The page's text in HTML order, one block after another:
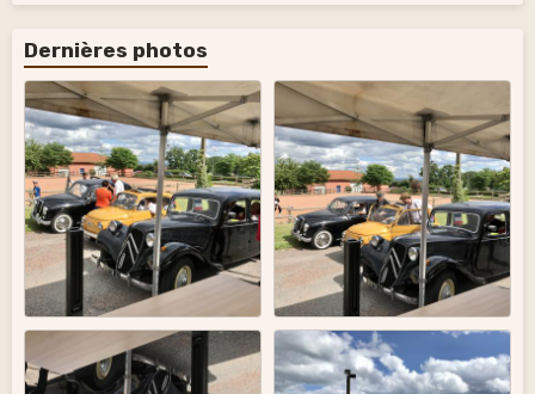
Dernières photos